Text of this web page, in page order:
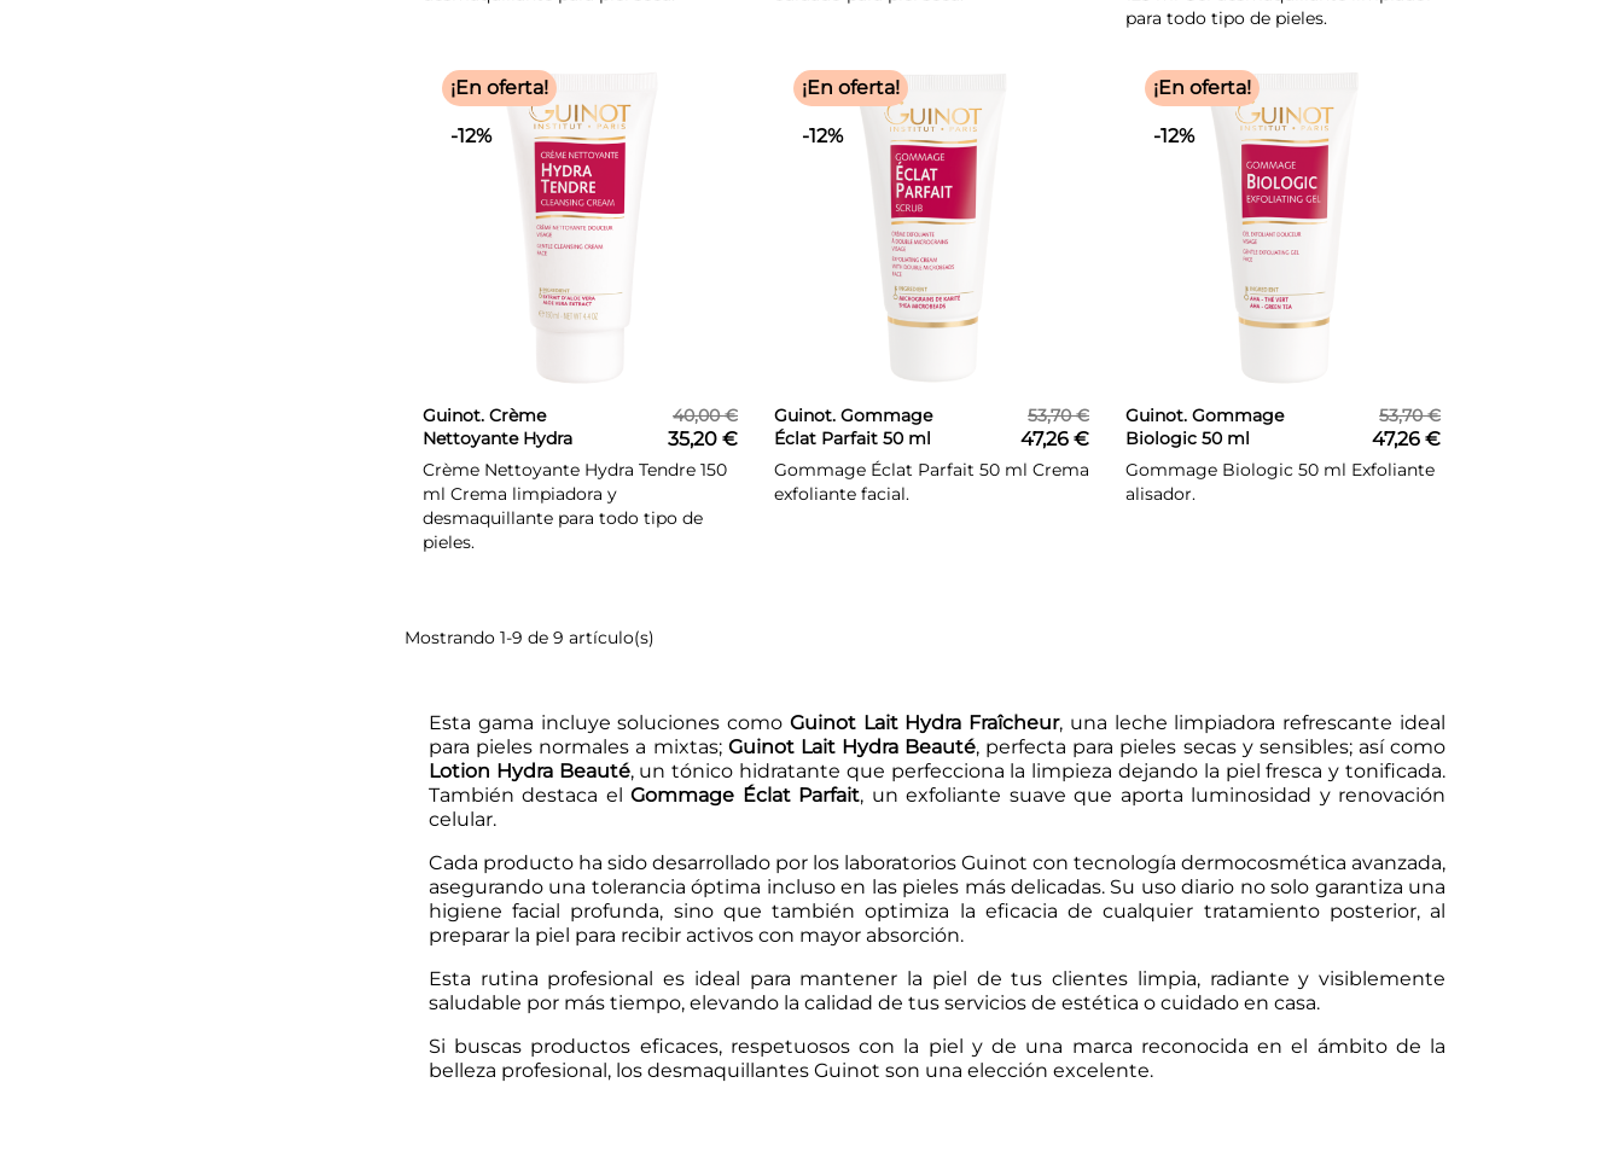
para todo tipo de pieles.
Guinot. Crème
Nettoyante Hydra
Tendre 150 ml
40,00 €
35,20 €
Crème Nettoyante Hydra Tendre 150
ml Crema limpiadora y
desmaquillante para todo tipo de
pieles.
¡En oferta!
-12%
Guinot. Gommage
Éclat Parfait 50 ml
53,70 €
47,26 €
Gommage Éclat Parfait 50 ml Crema
exfoliante facial.
¡En oferta!
-12%
Guinot. Gommage
Biologic 50 ml
53,70 €
47,26 €
Gommage Biologic 50 ml Exfoliante
alisador.
¡En oferta!
-12%
Mostrando 1-9 de 9 artículo(s)
Esta gama incluye soluciones como Guinot Lait Hydra Fraîcheur, una leche limpiadora refrescante ideal
para pieles normales a mixtas; Guinot Lait Hydra Beauté, perfecta para pieles secas y sensibles; así como
Lotion Hydra Beauté, un tónico hidratante que perfecciona la limpieza dejando la piel fresca y tonificada.
También destaca elGommage Éclat Parfait, un exfoliante suave que aporta luminosidad y renovación
celular.
Cada producto ha sido desarrollado por los laboratorios Guinot con tecnología dermocosmética avanzada,
asegurando una tolerancia óptima incluso en las pieles más delicadas. Su uso diario no solo garantiza una
higiene facial profunda, sino que también optimiza la eficacia de cualquier tratamiento posterior, al
preparar la piel para recibir activos con mayor absorción.
Esta rutina profesional es ideal para mantener la piel de tus clientes limpia, radiante y visiblemente
saludable por más tiempo, elevando la calidad de tus servicios de estética o cuidado en casa.
Si buscas productos eficaces, respetuosos con la piel y de una marca reconocida en el ámbito de la
belleza profesional, los desmaquillantes Guinot son una elección excelente.